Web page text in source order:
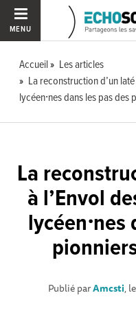
MENU
Accueil
Les articles
La reconstruction d’un
lycéen⸱nes dans les pas des
La
à l’Envol
lycéen⸱nes
Publié parAmcsti,